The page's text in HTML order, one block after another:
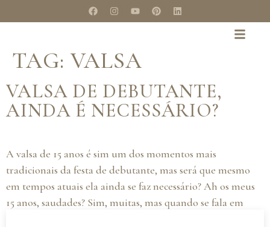
TAG: VALSA
VALSA DE DEBUTANTE,
AINDA É NECESSÁRIO?
A valsa de 15 anos é sim um dos momentos mais
tradicionais da festa de debutante, mas será que mesmo
em tempos atuais ela ainda se faz necessário? Ah os meus
15 anos, saudades? Sim, muitas, mas quando se fala em